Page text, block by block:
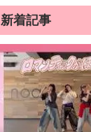
新着記事